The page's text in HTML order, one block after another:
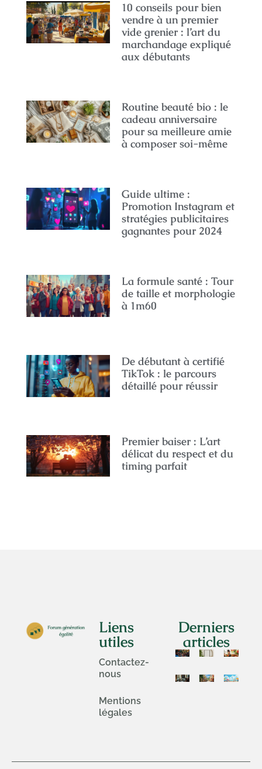
10 conseils pour bien
vendre à un premier
vide grenier : l’art du
marchandage expliqué
aux débutants
Routine beauté bio : le
cadeau anniversaire
pour sa meilleure amie
à composer soi-même
Guide ultime :
Promotion Instagram et
stratégies publicitaires
gagnantes pour 2024
La formule santé : Tour
de taille et morphologie
à 1m60
De débutant à certifié
TikTok : le parcours
détaillé pour réussir
Premier baiser : L’art
délicat du respect et du
timing parfait
Liens
utiles
Contactez-
nous
Mentions
légales
Derniers
articles